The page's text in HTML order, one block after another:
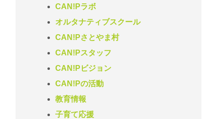
CAN!Pラボ
オルタナティブスクール
CAN!Pさとやま村
CAN!Pスタッフ
CAN!Pビジョン
CAN!Pの活動
教育情報
子育て応援